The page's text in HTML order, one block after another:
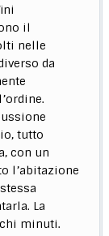
il
nelle
da
tutto
con un
l’abitazione
La
minuti.